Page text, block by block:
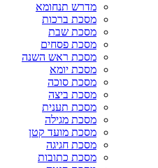
מדרש תנחומא
מסכת ברכות
מסכת שבת
מסכת פסחים
מסכת ראש השנה
מסכת יומא
מסכת סוכה
מסכת ביצה
מסכת תענית
מסכת מגילה
מסכת מועד קטן
מסכת חגיגה
מסכת כתובות